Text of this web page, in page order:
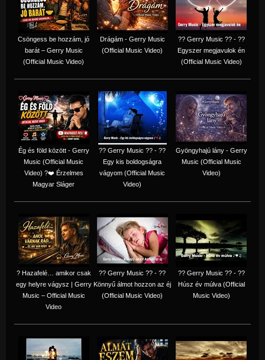
Csöngess be hozzám, jó
barát – Gerry Music
(Official Music Video)
Drágám - Gerry Music
(Official Music Video)
?? Gerry Music ?? - ??
Egyszer megjavulok én
(Official Music Video)
Ég és föld között - Gerry
Music (Official Music
Video) ?❤️ Érzelmes
Magyar Sláger
?? Gerry Music ?? - ??
Egy kis boldogságra
vágyom (Official Music
Video)
Gyöngyhajú lány - Gerry
Music (Official Music
Video)
? Hazafelé… amikor csak
egy helyre vágysz | Gerry
Music – Official Music
Video
?? Gerry Music ?? - ??
Könnyű álmot hozzon az éj
(Official Music Video)
?? Gerry Music ?? - ??
Húsz év múlva (Official
Music Video)